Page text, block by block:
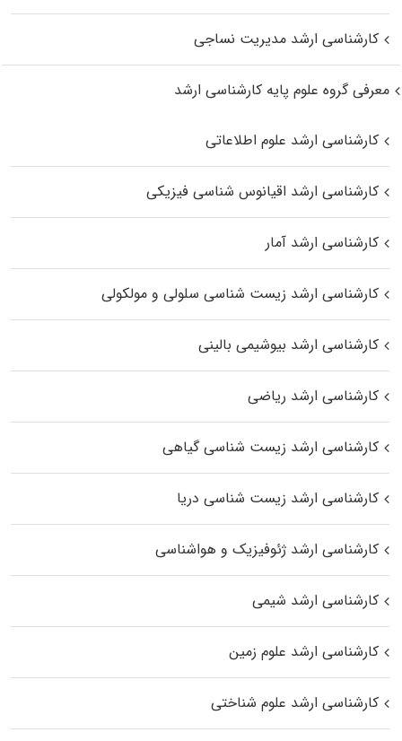
کارشناسی ارشد مدیریت نساجی
معرفی گروه علوم پایه کارشناسی ارشد
کارشناسی ارشد علوم اطلاعاتی
کارشناسی ارشد اقیانوس‌ شناسی فیزیکی
کارشناسی ارشد آمار
کارشناسی ارشد زیست شناسی سلولی و مولکولی
کارشناسی ارشد بیوشیمی بالینی
کارشناسی ارشد ریاضی
کارشناسی ارشد زیست‌ شناسی گیاهی
کارشناسی ارشد زیست‌ شناسی دریا
کارشناسی ارشد ژئوفیزیک و هواشناسی
کارشناسی ارشد شیمی
کارشناسی ارشد علوم زمین
کارشناسی ارشد علوم شناختی